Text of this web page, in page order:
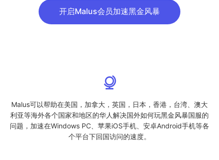
开启Malus会员加速黑金风暴
Malus可以帮助在美国，加拿大，英国，日本，香港，台湾、澳大
利亚等海外各个国家和地区的华人解决国外如何玩黑金风暴国服的
问题，加速在Windows PC、苹果iOS手机、安卓Android手机等各
个平台下回国访问的速度。